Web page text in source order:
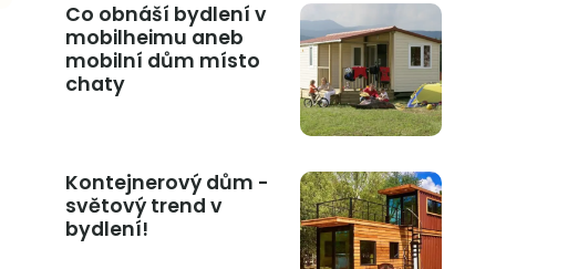
Co obnáší bydlení v
mobilheimu aneb
mobilní dům místo
chaty
Kontejnerový dům -
světový trend v
bydlení!